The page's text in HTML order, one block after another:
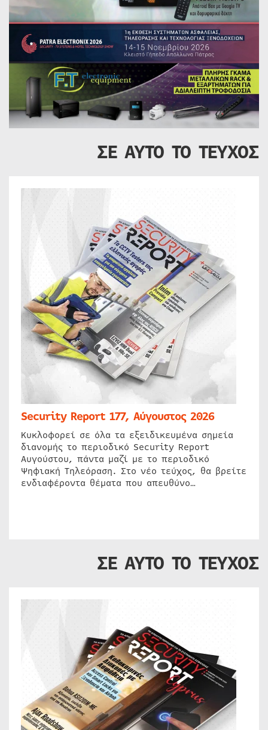
ΣΕ ΑΥΤΟ ΤΟ ΤΕΥΧΟΣ
Security Report 177, Αύγουστος 2026
Κυκλοφορεί σε όλα τα εξειδικευμένα σημεία
διανομής το περιοδικό Security Report
Αυγούστου, πάντα μαζί με το περιοδικό
Ψηφιακή Τηλεόραση. Στο νέο τεύχος, θα βρείτε
ενδιαφέροντα θέματα που απευθύνο…
ΣΕ ΑΥΤΟ ΤΟ ΤΕΥΧΟΣ